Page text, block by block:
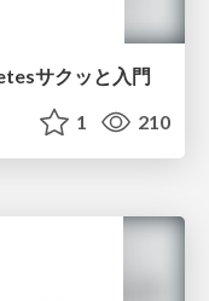
サクッと入門
1 210